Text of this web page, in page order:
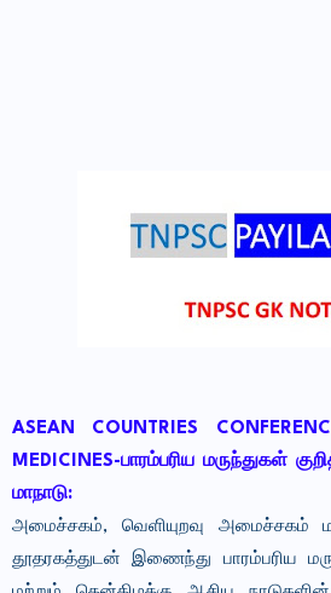
ASEAN COUNTRIES
MEDICINES-பாரம்பரிய மருந்துகள்
மாநாடு:
அமைச்சகம், வெளியுறவு அமைச்சகம்
தூதரகத்துடன் இணைந்து பாரம்பரிய